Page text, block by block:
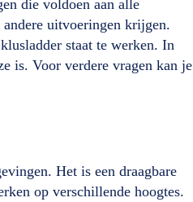
die voldoen aan alle
uitvoeringen krijgen.
staat te werken. In
is. Voor verdere vragen kan je
Het is een draagbare
op verschillende hoogtes.